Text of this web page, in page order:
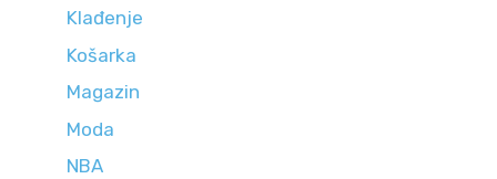
Klađenje
Košarka
Magazin
Moda
NBA